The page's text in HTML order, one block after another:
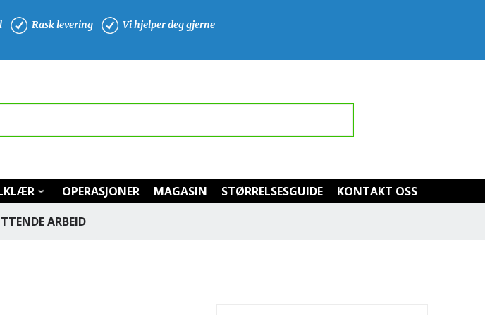
Rask levering Vi hjelper deg gjerne
OPERASJONER MAGASIN STØRRELSESGUIDE
KONTAKT OSS
ARBEID